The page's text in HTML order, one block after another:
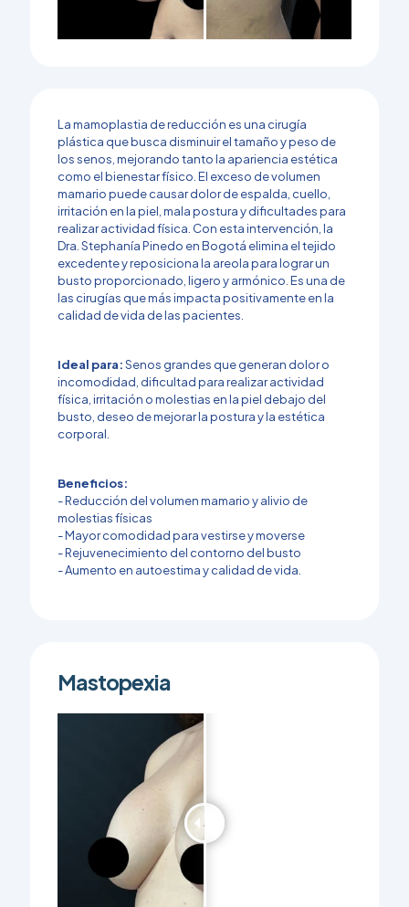
La mamoplastia de reducción es una cirugía
plástica que busca disminuir el tamaño y peso de
los senos, mejorando tanto la apariencia estética
como el bienestar físico. El exceso de volumen
mamario puede causar dolor de espalda, cuello,
irritación en la piel, mala postura y dificultades para
realizar actividad física. Con esta intervención, la
Dra. Stephanía Pinedo en Bogotá elimina el tejido
excedente y reposiciona la areola para lograr un
busto proporcionado, ligero y armónico. Es una de
las cirugías que más impacta positivamente en la
calidad de vida de las pacientes.
Ideal para:Senos grandes que generan dolor o
incomodidad, dificultad para realizar actividad
física, irritación o molestias en la piel debajo del
busto, deseo de mejorar la postura y la estética
corporal.
Beneficios:
- Reducción del volumen mamario y alivio de
molestias físicas
- Mayor comodidad para vestirse y moverse
- Rejuvenecimiento del contorno del busto
- Aumento en autoestima y calidad de vida.
Mastopexia